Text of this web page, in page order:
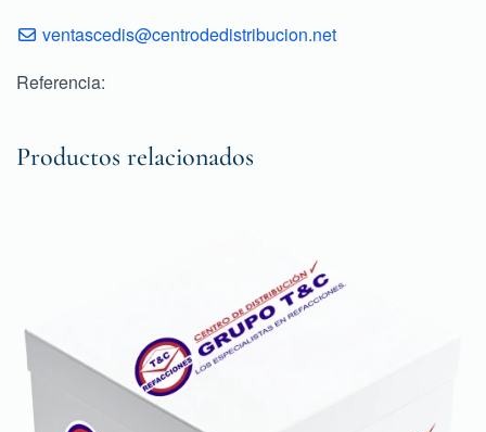
ventascedis@centrodedistribucion.net
Referencia:
Productos relacionados